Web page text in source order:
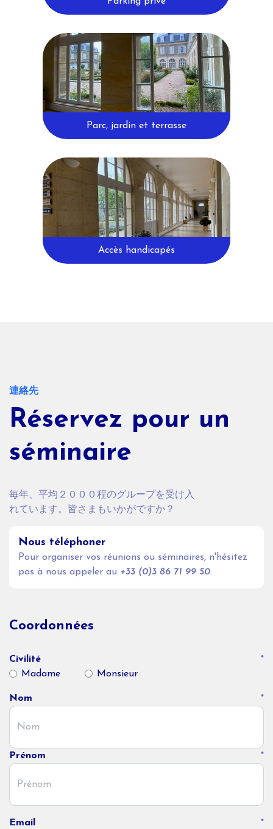
Parc, jardin et terrasse
Accès handicapés
連絡先
Réservez pour un
séminaire
毎年、平均２０００程のグループを受け入
れています。皆さまもいかがですか？
Nous téléphoner
Pour organiser vos réunions ou séminaires, n'hésitez
pas à nous appeler au +33 (0)3 86 71 99 50.
Coordonnées
Civilité
Madame
Monsieur
*
Nom *
Prénom *
Email *